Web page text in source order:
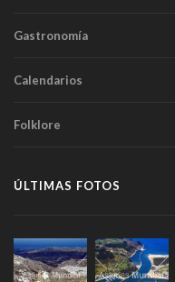
Gastronomía
Calendarios
Folklore
ÚLTIMAS FOTOS